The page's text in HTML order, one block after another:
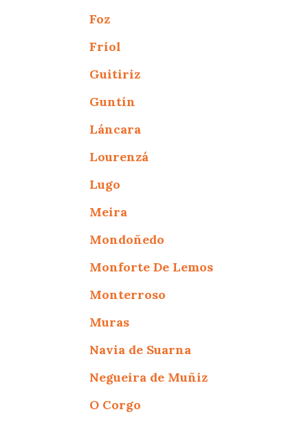
Foz
Friol
Guitiriz
Guntín
Láncara
Lourenzá
Lugo
Meira
Mondoñedo
Monforte De Lemos
Monterroso
Muras
Navia de Suarna
Negueira de Muñiz
O Corgo